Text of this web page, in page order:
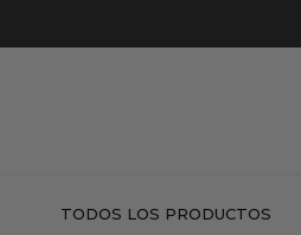
TODOS LOS PRODUCTOS